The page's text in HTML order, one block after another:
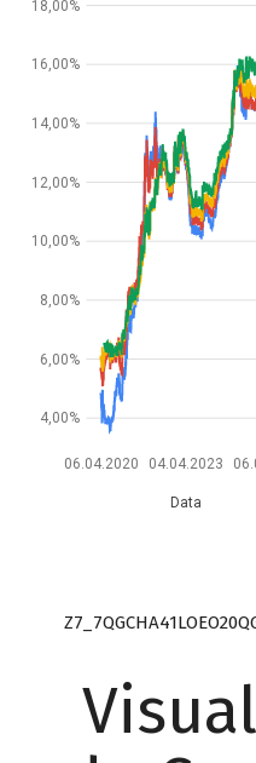
06.04.2020 04.04.2023
Data
4,00%
6,00%
8,00%
10,00%
12,00%
14,00%
16,00%
18,00%